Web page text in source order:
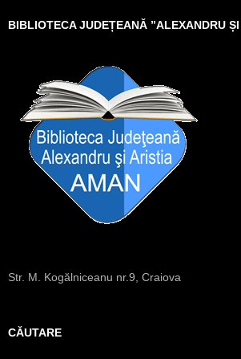
BIBLIOTECA JUDEȚEANĂ ”ALEXANDRU
Str. M. Kogălniceanu nr.9, Craiova
CĂUTARE